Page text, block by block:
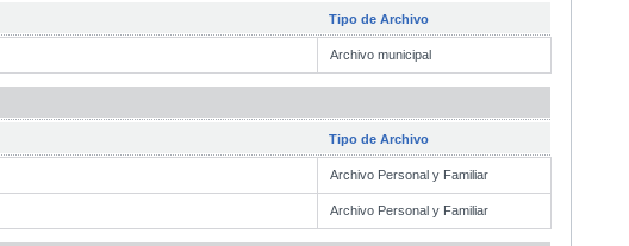
Tipo de Archivo
Archivo municipal
Tipo de Archivo
Archivo Personal y Familiar
Archivo Personal y Familiar